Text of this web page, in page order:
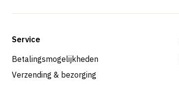
Service
Betalingsmogelijkheden
Verzending & bezorging